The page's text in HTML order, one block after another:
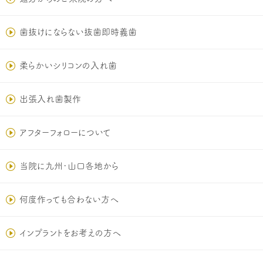
歯抜けにならない抜歯即時義歯
柔らかいシリコンの入れ歯
出張入れ歯製作
アフターフォローについて
当院に九州･山口各地から
何度作っても合わない方へ
インプラントをお考えの方へ